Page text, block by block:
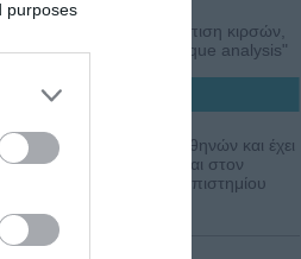
purposes
Αντιμετώπιση κιρσών,
Λογισμικό "carotid plaque analysis"
της Ιατρικής Σχολής Αθηνών και έχει
Άγιος Σάββας και στον
Διδάκτωρ του Πανεπιστημίου